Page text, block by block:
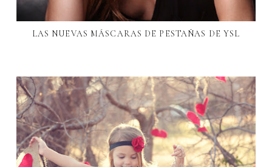
LAS NUEVAS MÁSCARAS DE PESTAÑAS DE YSL